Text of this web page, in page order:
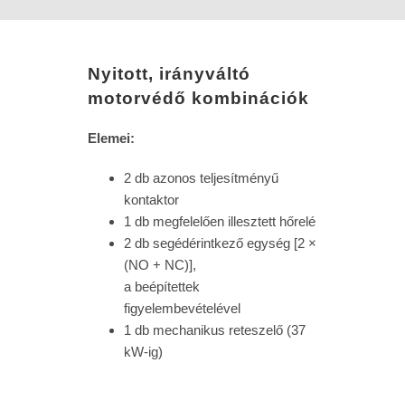
Nyitott, irányváltó
motorvédő kombinációk
Elemei:
2 db azonos teljesítményű
kontaktor
1 db megfelelően illesztett hőrelé
2 db segédérintkező egység [2 ×
(NO + NC)],
a beépítettek
figyelembevételével
1 db mechanikus reteszelő (37
kW-ig)